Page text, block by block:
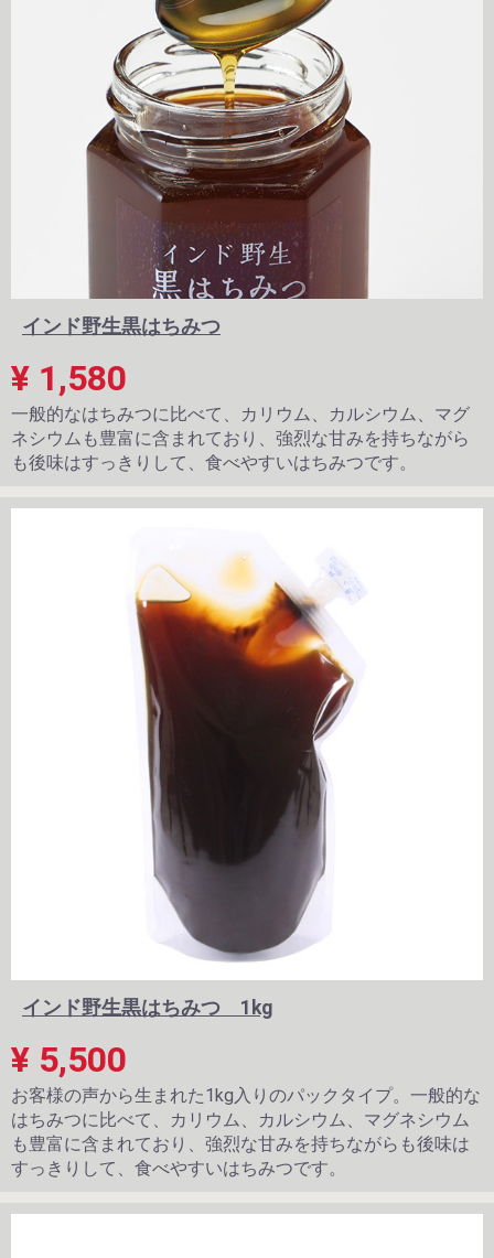
インド野生黒はちみつ
¥ 1,580
一般的なはちみつに比べて、カリウム、カルシウム、マグ
ネシウムも豊富に含まれており、強烈な甘みを持ちながら
も後味はすっきりして、食べやすいはちみつです。
インド野生黒はちみつ 1kg
¥ 5,500
お客様の声から生まれた1kg入りのパックタイプ。一般的な
はちみつに比べて、カリウム、カルシウム、マグネシウム
も豊富に含まれており、強烈な甘みを持ちながらも後味は
すっきりして、食べやすいはちみつです。